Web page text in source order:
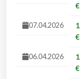
€
07.04.2026
€
06.04.2026
€